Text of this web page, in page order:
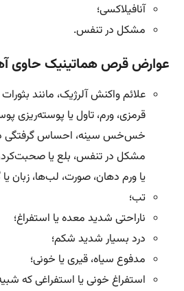
آنافیلاکسی؛
مشکل در تنفس.
عوارض قرص هماتینیک حاوی
علائم واکنش آلرژیک، مانند
قرمزی، ورم، تاول یا پوسته‌ریزی
خس‌خس سینه، احساس گرفتگی در
مشکل در تنفس، بلع یا
یا ورم دهان، صورت، لب‌ها، زبان یا
تب؛
ناراحتی شدید معده یا استفراغ؛
درد بسیار شدید شکم؛
مدفوع سیاه، قیری یا خونی؛
استفراغ خونی یا استفراغی که